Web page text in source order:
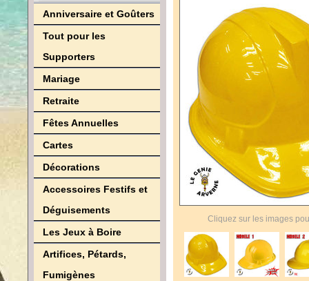
Anniversaire et Goûters
Tout pour les
Supporters
Mariage
Retraite
Fêtes Annuelles
Cartes
Décorations
Accessoires Festifs et
Déguisements
Les Jeux à Boire
Artifices, Pétards,
Fumigènes
Cliquez sur les images